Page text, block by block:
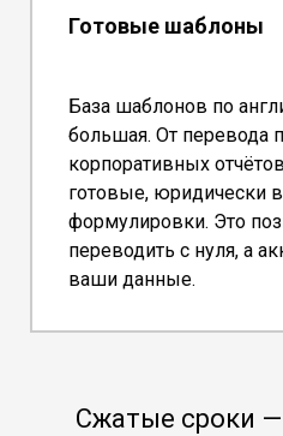
Готовые шаблоны
База шаблонов по
большая. От перевода
корпоративных
готовые, юридически
формулировки. Это
переводить с нуля, а
ваши данные.
Сжатые сроки —